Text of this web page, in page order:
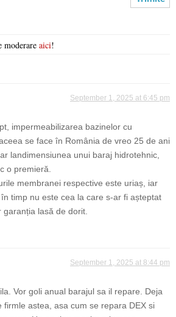
aici!
September 1, 2025 at 6:45 pm
impermeabilizarea bazinelor cu
se face în România de vreo 25 de ani
landimensiunea unui baraj hidrotehnic,
o premieră.
membranei respective este uriaș, iar
timp nu este cea la care s-ar fi așteptat
garanția lasă de dorit.
September 1, 2025 at 8:44 pm
Vor goli anual barajul sa il repare. Deja
firmle astea, asa cum se repara DEX si